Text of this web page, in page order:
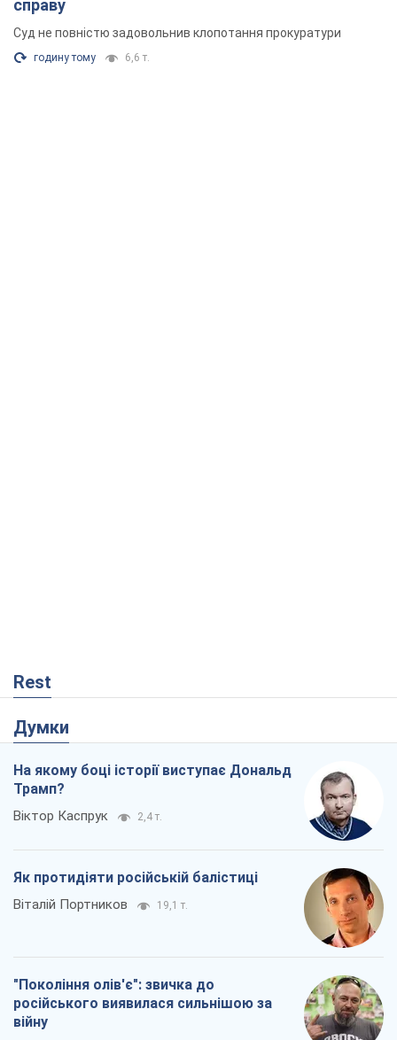
справу
Суд не повністю задовольнив клопотання прокуратури
годину тому 6,6 т.
Rest
Думки
На якому боці історії виступає Дональд
Трамп?
Віктор Каспрук 2,4 т.
Як протидіяти російській балістиці
Віталій Портников 19,1 т.
"Покоління олів'є": звичка до
російського виявилася сильнішою за
війну